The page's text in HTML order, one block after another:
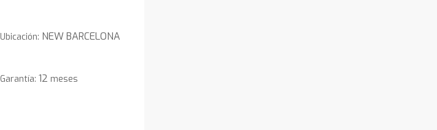
Ubicación: NEW BARCELONA
Garantía: 12 meses